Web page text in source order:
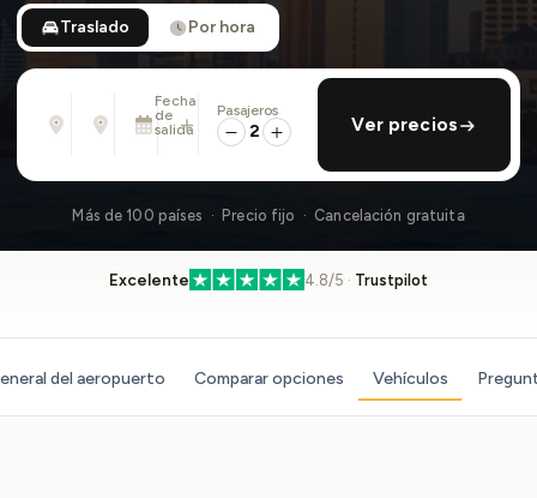
Traslado Por hora
Desde
Dirección, aeropuerto, hotel, ...
Hasta
Dirección, aeropuerto, hotel, ...
Fecha
de
salida
Mar., 11 Ago. · 13:45
añadir regreso
Pasajeros
2 Ver precios
Más de 100 países · Precio fijo · Cancelación gratuita
Excelente 4.8/5 · Trustpilot
del aeropuerto Comparar opciones Vehículos